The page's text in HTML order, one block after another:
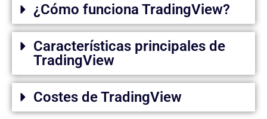
¿Cómo funciona TradingView?
Características principales de
TradingView
Costes de TradingView